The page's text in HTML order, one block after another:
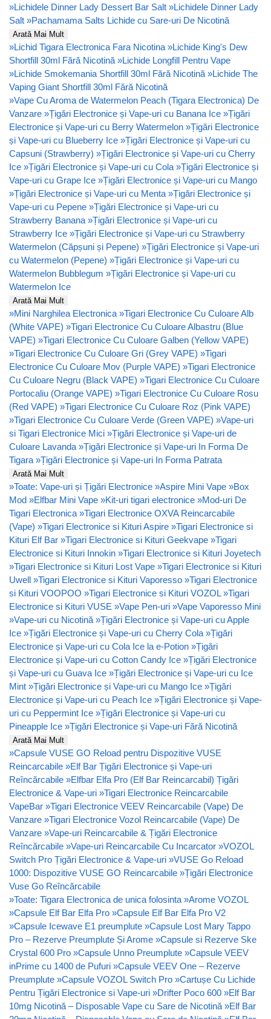
»Lichidele Dinner Lady Dessert Bar Salt »Lichidele Dinner Lady
Salt »Pachamama Salts Lichide cu Sare-uri De Nicotină
Arată Mai Mult
»Lichid Tigara Electronica Fara Nicotina »Lichide King's Dew
Shortfill 30ml Fără Nicotină »Lichide Longfill Pentru Vape
»Lichide Smokemania Shortfill 30ml Fără Nicotină »Lichide The
Vaping Giant Shortfill 30ml Fără Nicotină
»Vape Cu Aroma de Watermelon Peach (Tigara Electronica) De
Vanzare »Țigări Electronice și Vape-uri cu Banana Ice »Țigări
Electronice și Vape-uri cu Berry Watermelon »Țigări Electronice
și Vape-uri cu Blueberry Ice »Țigări Electronice și Vape-uri cu
Capsuni (Strawberry) »Țigări Electronice și Vape-uri cu Cherry
Ice »Țigări Electronice și Vape-uri cu Cola »Țigări Electronice și
Vape-uri cu Grape Ice »Țigări Electronice și Vape-uri cu Mango
»Țigări Electronice și Vape-uri cu Menta »Țigări Electronice și
Vape-uri cu Pepene »Țigări Electronice și Vape-uri cu
Strawberry Banana »Țigări Electronice și Vape-uri cu
Strawberry Ice »Țigări Electronice și Vape-uri cu Strawberry
Watermelon (Căpșuni și Pepene) »Țigări Electronice și Vape-uri
cu Watermelon (Pepene) »Țigări Electronice și Vape-uri cu
Watermelon Bubblegum »Țigări Electronice și Vape-uri cu
Watermelon Ice
Arată Mai Mult
»Mini Narghilea Electronica »Tigari Electronice Cu Culoare Alb
(White VAPE) »Tigari Electronice Cu Culoare Albastru (Blue
VAPE) »Tigari Electronice Cu Culoare Galben (Yellow VAPE)
»Tigari Electronice Cu Culoare Gri (Grey VAPE) »Tigari
Electronice Cu Culoare Mov (Purple VAPE) »Tigari Electronice
Cu Culoare Negru (Black VAPE) »Tigari Electronice Cu Culoare
Portocaliu (Orange VAPE) »Tigari Electronice Cu Culoare Rosu
(Red VAPE) »Tigari Electronice Cu Culoare Roz (Pink VAPE)
»Tigari Electronice Cu Culoare Verde (Green VAPE) »Vape-uri
si Tigari Electronice Mici »Țigări Electronice și Vape-uri de
Culoare Lavanda »Țigări Electronice și Vape-uri In Forma De
Tigara »Țigări Electronice și Vape-uri In Forma Patrata
Arată Mai Mult
»Toate: Vape-uri și Țigări Electronice »Aspire Mini Vape »Box
Mod »Elfbar Mini Vape »Kit-uri tigari electronice »Mod-uri De
Tigari Electronica »Tigari Electronice OXVA Reincarcabile
(Vape) »Tigari Electronice si Kituri Aspire »Tigari Electronice si
Kituri Elf Bar »Tigari Electronice si Kituri Geekvape »Tigari
Electronice si Kituri Innokin »Tigari Electronice si Kituri Joyetech
»Tigari Electronice si Kituri Lost Vape »Tigari Electronice si Kituri
Uwell »Tigari Electronice si Kituri Vaporesso »Tigari Electronice
si Kituri VOOPOO »Tigari Electronice si Kituri VOZOL »Tigari
Electronice si Kituri VUSE »Vape Pen-uri »Vape Vaporesso Mini
»Vape-uri cu Nicotină »Țigări Electronice și Vape-uri cu Apple
Ice »Țigări Electronice și Vape-uri cu Cherry Cola »Țigări
Electronice și Vape-uri cu Cola Ice la e-Potion »Țigări
Electronice și Vape-uri cu Cotton Candy Ice »Țigări Electronice
și Vape-uri cu Guava Ice »Țigări Electronice și Vape-uri cu Ice
Mint »Țigări Electronice și Vape-uri cu Mango Ice »Țigări
Electronice și Vape-uri cu Peach Ice »Țigări Electronice și Vape-
uri cu Peppermint Ice »Țigări Electronice și Vape-uri cu
Pineapple Ice »Țigări Electronice și Vape-uri Fără Nicotină
Arată Mai Mult
»Capsule VUSE GO Reload pentru Dispozitive VUSE
Reincarcabile »Elf Bar Țigări Electronice și Vape-uri
Reîncărcabile »Elfbar Elfa Pro (Elf Bar Reincarcabil) Țigări
Electronice & Vape-uri »Tigari Electronice Reincarcabile
VapeBar »Tigari Electronice VEEV Reincarcabile (Vape) De
Vanzare »Tigari Electronice Vozol Reincarcabile (Vape) De
Vanzare »Vape-uri Reincarcabile & Țigări Electronice
Reîncărcabile »Vape-uri Reincarcabile Cu Incarcator »VOZOL
Switch Pro Țigări Electronice & Vape-uri »VUSE Go Reload
1000: Dispozitive VUSE GO Reincarcabile »Țigări Electronice
Vuse Go Reîncărcabile
»Toate: Tigara Electronica de unica folosinta »Arome VOZOL
»Capsule Elf Bar Elfa Pro »Capsule Elf Bar Elfa Pro V2
»Capsule Icewave E1 preumplute »Capsule Lost Mary Tappo
Pro – Rezerve Preumplute Și Arome »Capsule si Rezerve Ske
Crystal 600 Pro »Capsule Unno Preumplute »Capsule VEEV
inPrime cu 1400 de Pufuri »Capsule VEEV One – Rezerve
Preumplute »Capsule VOZOL Switch Pro »Cartușe Cu Lichide
Pentru Țigări Electronice si Vape-uri »Drifter Poco 600 »Elf Bar
10mg Nicotină – Disposable Vape cu Sare de Nicotină »Elf Bar